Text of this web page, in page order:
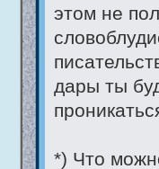
этом не
дары ты
*) Что